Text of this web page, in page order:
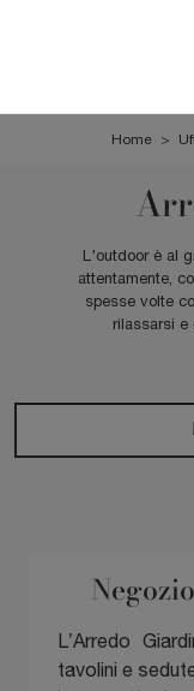
Home >
L'outdoor è al
attentamente,
spesse volte
rilassarsi e
L’Arredo
tavolini e